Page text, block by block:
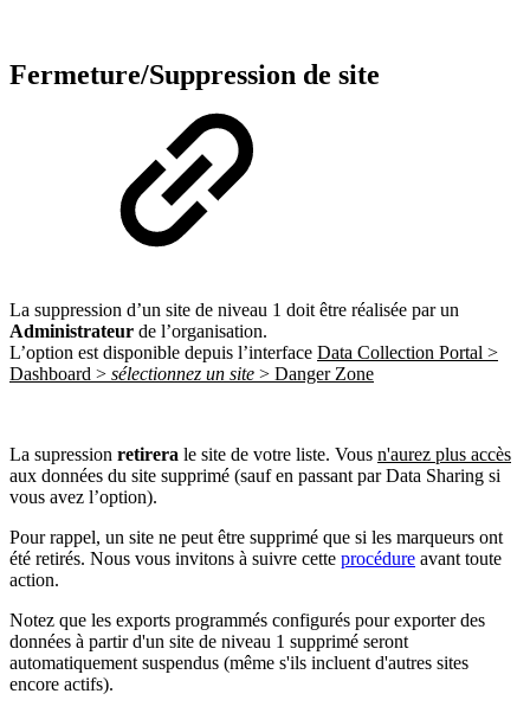
Fermeture/Suppression de site
La suppression d’un site de niveau 1 doit être réalisée par un
Administrateur de l’organisation.
L’option est disponible depuis l’interface Data Collection Portal >
Dashboard > sélectionnez un site > Danger Zone
La supression retirera le site de votre liste. Vous n'aurez plus accès
aux données du site supprimé (sauf en passant par Data Sharing si
vous avez l’option).
Pour rappel, un site ne peut être supprimé que si les marqueurs ont
été retirés. Nous vous invitons à suivre cette procédure avant toute
action.
Notez que les exports programmés configurés pour exporter des
données à partir d'un site de niveau 1 supprimé seront
automatiquement suspendus (même s'ils incluent d'autres sites
encore actifs).